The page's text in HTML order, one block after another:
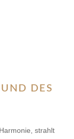
DES
strahlt